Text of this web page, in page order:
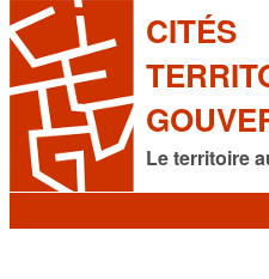
CITÉS
Le territoire